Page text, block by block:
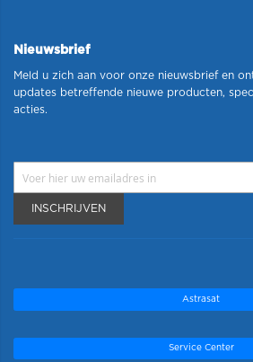
Nieuwsbrief
Meld u zich aan voor onze nieuwsbrief en
updates betreffende nieuwe producten,
acties.
INSCHRIJVEN
Astrasat
Service Center